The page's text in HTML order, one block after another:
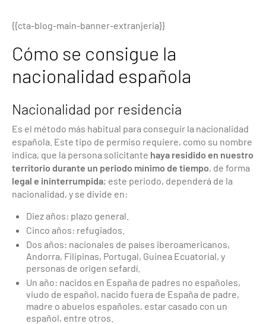
{{cta-blog-main-banner-extranjeria}}
Cómo se consigue la
nacionalidad española
Nacionalidad por residencia
Es el método más habitual para conseguir la nacionalidad
española. Este tipo de permiso requiere, como su nombre
indica, que la persona solicitante haya residido en nuestro
territorio durante un periodo mínimo de tiempo, de forma
legal e ininterrumpida; este periodo, dependerá de la
nacionalidad, y se divide en:
Diez años: plazo general.
Cinco años: refugiados.
Dos años: nacionales de países iberoamericanos,
Andorra, Filipinas, Portugal, Guinea Ecuatorial, y
personas de origen sefardí.
Un año: nacidos en España de padres no españoles,
viudo de español, nacido fuera de España de padre,
madre o abuelos españoles, estar casado con un
español, entre otros.